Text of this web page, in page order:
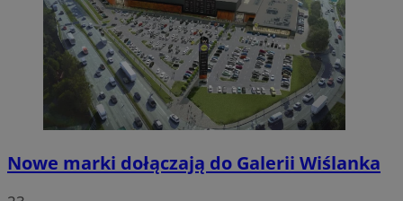
Nowe marki dołączają do Galerii Wiślanka